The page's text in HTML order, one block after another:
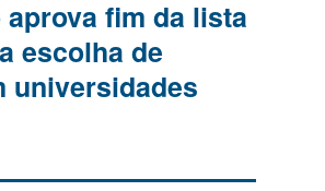
fim da lista
escolha de
universidades